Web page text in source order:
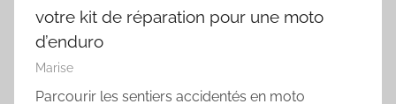
votre kit de réparation pour une moto
d’enduro
Marise
Parcourir les sentiers accidentés en moto